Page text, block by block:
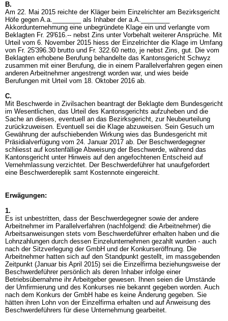
B.
Am 22. Mai 2015 reichte der Kläger beim Einzelrichter am Bezirksgericht
Höfe gegen A.a.________ als Inhaber der a.A.________
Akkordunternehmung eine unbegründete Klage ein und verlangte vom
Beklagten Fr. 29'616.-- nebst Zins unter Vorbehalt weiterer Ansprüche. Mit
Urteil vom 6. November 2015 hiess der Einzelrichter die Klage im Umfang
von Fr. 25'396.30 brutto und Fr. 322.60 netto, je nebst Zins, gut. Die vom
Beklagten erhobene Berufung behandelte das Kantonsgericht Schwyz
zusammen mit einer Berufung, die in einem Parallelverfahren gegen einen
anderen Arbeitnehmer angestrengt worden war, und wies beide
Berufungen mit Urteil vom 18. Oktober 2016 ab.
C.
Mit Beschwerde in Zivilsachen beantragt der Beklagte dem Bundesgericht
im Wesentlichen, das Urteil des Kantonsgerichts aufzuheben und die
Sache an dieses, eventuell an das Bezirksgericht, zur Neubeurteilung
zurückzuweisen. Eventuell sei die Klage abzuweisen. Sein Gesuch um
Gewährung der aufschiebenden Wirkung wies das Bundesgericht mit
Präsidialverfügung vom 24. Januar 2017 ab. Der Beschwerdegegner
schliesst auf kostenfällige Abweisung der Beschwerde, während das
Kantonsgericht unter Hinweis auf den angefochtenen Entscheid auf
Vernehmlassung verzichtet. Der Beschwerdeführer hat unaufgefordert
eine Beschwerdereplik samt Kostennote eingereicht.
Erwägungen:
1.
Es ist unbestritten, dass der Beschwerdegegner sowie der andere
Arbeitnehmer im Parallelverfahren (nachfolgend: die Arbeitnehmer) die
Arbeitsanweisungen stets vom Beschwerdeführer erhalten haben und die
Lohnzahlungen durch dessen Einzelunternehmen gezahlt wurden - auch
nach der Sitzverlegung der GmbH und der Konkurseröffnung. Die
Arbeitnehmer hatten sich auf den Standpunkt gestellt, im massgebenden
Zeitpunkt (Januar bis April 2015) sei die Einzelfirma beziehungsweise der
Beschwerdeführer persönlich als deren Inhaber infolge einer
Betriebsübernahme ihr Arbeitgeber gewesen. Ihnen seien die Umstände
der Umfirmierung und des Konkurses nie bekannt gegeben worden. Auch
nach dem Konkurs der GmbH habe es keine Änderung gegeben. Sie
hätten ihren Lohn von der Einzelfirma erhalten und auf Anweisung des
Beschwerdeführers für diese Unternehmung gearbeitet.